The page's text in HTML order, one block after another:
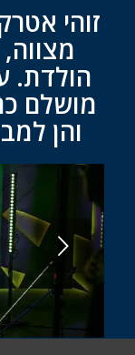
זוהי
מצווה,
הולדת.
מושלם
והן
3 4